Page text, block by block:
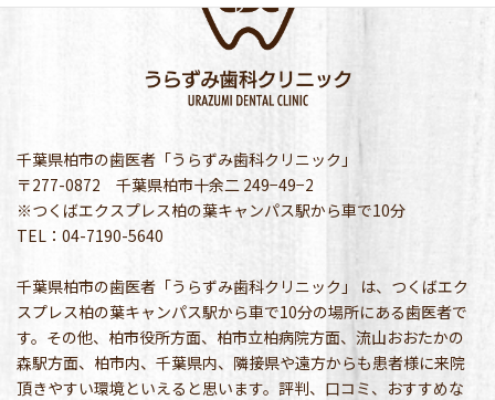
千葉県柏市の歯医者「うらずみ歯科クリニック」
〒277-0872 千葉県柏市十余二 249−49−2
※つくばエクスプレス柏の葉キャンパス駅から車で10分
TEL：04-7190-5640
千葉県柏市の歯医者「うらずみ歯科クリニック」 は、つくばエク
スプレス柏の葉キャンパス駅から車で10分の場所にある歯医者で
す。その他、柏市役所方面、柏市立柏病院方面、流山おおたかの
森駅方面、柏市内、千葉県内、隣接県や遠方からも患者様に来院
頂きやすい環境といえると思います。評判、口コミ、おすすめな